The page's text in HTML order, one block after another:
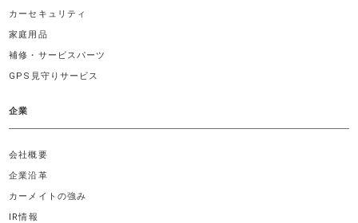
カーセキュリティ
家庭用品
補修・サービスパーツ
GPS見守りサービス
企業
会社概要
企業沿革
カーメイトの強み
IR情報